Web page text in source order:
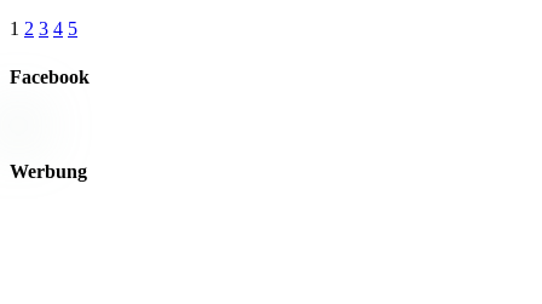
1 2 3 4 5
Facebook
Werbung